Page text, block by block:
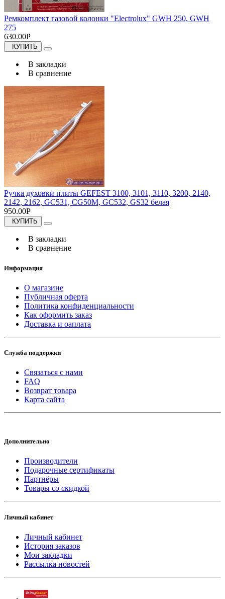
Ремкомплект газовой колонки "Electrolux" GWH 250, GWH
275
630.00Р
КУПИТЬ
В закладки
В сравнение
Ручка духовки плиты GEFEST 3100, 3101, 3110, 3200, 2140,
2142, 2162, GC531, CG50M, GC532, GS32 белая
950.00Р
КУПИТЬ
В закладки
В сравнение
Информация
О магазине
Публичная оферта
Политика конфиденциальности
Как оформить заказ
Доставка и оаплата
Служба поддержки
Связаться с нами
FAQ
Возврат товара
Карта сайта
Дополнительно
Производители
Подарочные сертификаты
Партнёры
Товары со скидкой
Личный кабинет
Личный кабинет
История заказов
Мои закладки
Рассылка новостей